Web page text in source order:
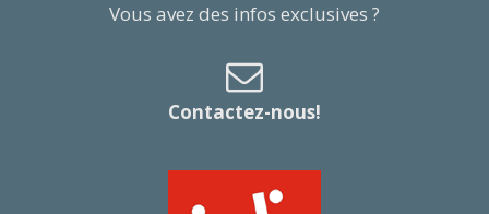
Vous avez des infos exclusives ?
Contactez-nous!